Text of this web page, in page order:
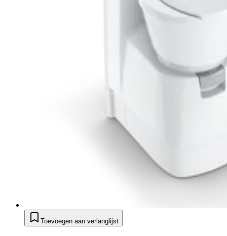
Toevoegen aan verlanglijst